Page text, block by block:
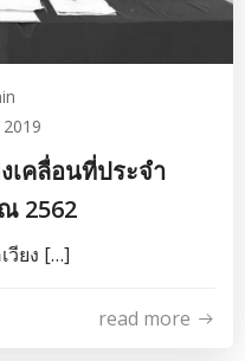
เคลื่อนที่ประจำ
2562
วียง […]
read more